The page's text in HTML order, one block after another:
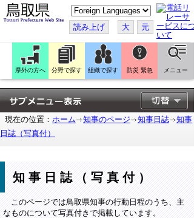
こ
の
ペ
ー
ジ
翻
訳
す
る
読み上げ 大 元
県外の方へ 分野で探す 組織で探す 防災 緊急 メニュー
現在の位置： ホーム 知事のページ 知事日誌
知事
日誌（写真付）
知事日誌（写真付）
このページでは鳥取県知事の行動日程のうち、主
なものについて写真付きで掲載しています。